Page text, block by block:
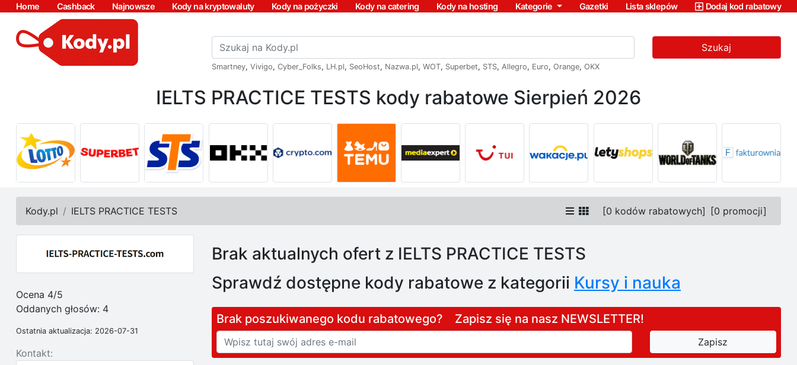
Home Cashback Najnowsze Kody na kryptowaluty Kody na pożyczki Kody na catering Kody na hosting Kategorie Gazetki Lista sklepów Dodaj kod rabatowy
Szukaj
Smartney, Vivigo, Cyber_Folks, LH.pl, SeoHost, Nazwa.pl, WOT, Superbet, STS, Allegro, Euro, Orange, OKX
IELTS PRACTICE TESTS kody rabatowe Sierpień 2026
Kody.pl IELTS PRACTICE TESTS [0 kodów rabatowych] [0 promocji]
Ocena 4/5
Oddanych głosów: 4
Ostatnia aktualizacja: 2026-07-31
Kontakt:
Brak aktualnych ofert z IELTS PRACTICE TESTS
Sprawdź dostępne kody rabatowe z kategorii Kursy i nauka
Brak poszukiwanego kodu rabatowego? Zapisz się na nasz NEWSLETTER!